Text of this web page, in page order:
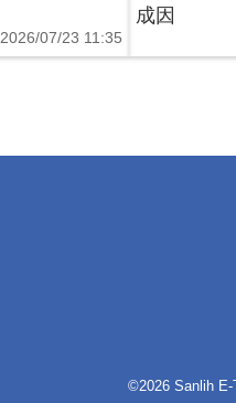
2026/07/23 11:35
成因
©2026 Sanlih E-